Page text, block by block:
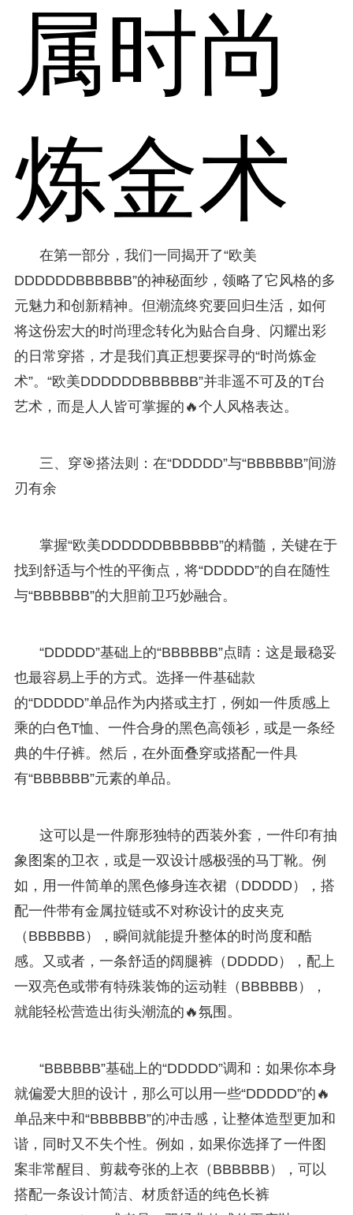
属时尚
炼金术
在第一部分，我们一同揭开了“欧美
DDDDDDBBBBBB”的神秘面纱，领略了它风格的多
元魅力和创新精神。但潮流终究要回归生活，如何
将这份宏大的时尚理念转化为贴合自身、闪耀出彩
的日常穿搭，才是我们真正想要探寻的“时尚炼金
术”。“欧美DDDDDDBBBBBB”并非遥不可及的T台
艺术，而是人人皆可掌握的🔥个人风格表达。
三、穿🎯搭法则：在“DDDDD”与“BBBBBB”间游
刃有余
掌握“欧美DDDDDDBBBBBB”的精髓，关键在于
找到舒适与个性的平衡点，将“DDDDD”的自在随性
与“BBBBBB”的大胆前卫巧妙融合。
“DDDDD”基础上的“BBBBBB”点睛：这是最稳妥
也最容易上手的方式。选择一件基础款
的“DDDDD”单品作为内搭或主打，例如一件质感上
乘的白色T恤、一件合身的黑色高领衫，或是一条经
典的牛仔裤。然后，在外面叠穿或搭配一件具
有“BBBBBB”元素的单品。
这可以是一件廓形独特的西装外套，一件印有抽
象图案的卫衣，或是一双设计感极强的马丁靴。例
如，用一件简单的黑色修身连衣裙（DDDDD），搭
配一件带有金属拉链或不对称设计的皮夹克
（BBBBBB），瞬间就能提升整体的时尚度和酷
感。又或者，一条舒适的阔腿裤（DDDDD），配上
一双亮色或带有特殊装饰的运动鞋（BBBBBB），
就能轻松营造出街头潮流的🔥氛围。
“BBBBBB”基础上的“DDDDD”调和：如果你本身
就偏爱大胆的设计，那么可以用一些“DDDDD”的🔥
单品来中和“BBBBBB”的冲击感，让整体造型更加和
谐，同时又不失个性。例如，如果你选择了一件图
案非常醒目、剪裁夸张的上衣（BBBBBB），可以
搭配一条设计简洁、材质舒适的纯色长裤